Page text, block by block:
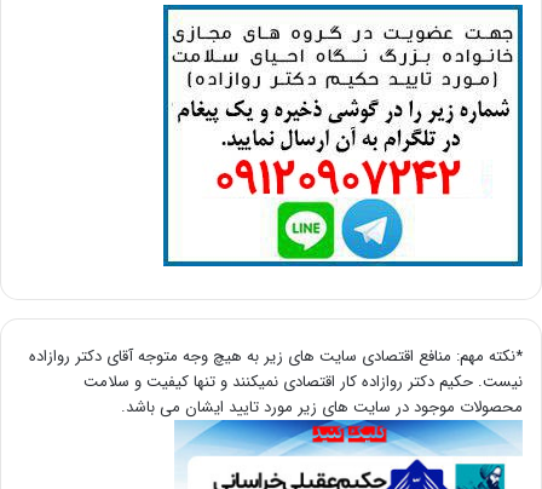
*نکته مهم: منافع اقتصادی سایت های زیر به هیچ وجه متوجه آقای دکتر روازاده
نیست. حکیم دکتر روازاده کار اقتصادی نمیکنند و تنها کیفیت و سلامت
محصولات موجود در سایت های زیر مورد تایید ایشان می باشد.